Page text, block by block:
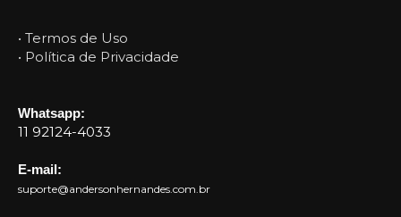
• Termos de Uso
• Política de Privacidade
Whatsapp:
11 92124-4033
E-mail:
suporte@andersonhernandes.com.br